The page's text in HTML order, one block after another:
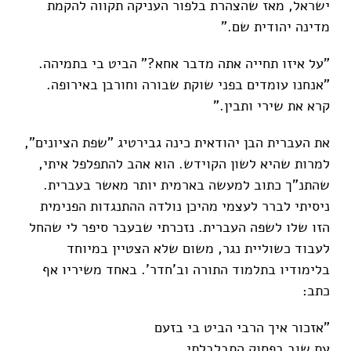
ישראל, מאז שהצהרת בלפור העניקה תקווה להקמת
מדינה יהודית שם."
"על איזו תחייה אתה מדבר אחא?" הביט בי בתמיהה.
"אנחנו עומדים בפני שוקת שבורה וחורבן באירופה.
קרא את שירי ותבין."
את העברית הבן יהודאית כינה גבירטיג "שפת הציונים",
למרות שהיא לשון הקוידש. הוא אהב להתפלפל איתי,
שהתנ"ך כתוב למעשה בארמית יותר מאשר בעברית.
ניסיתי לברר לעצמי מהיכן נולדה ההתנגדות הפנימית
הזו שלו לשפה העברית. נזכרתי שבעבר סיפר לי שהחל
לעבוד כשוליית נגר, משום שלא הצטיין במיוחד
בלימודיו בתלמוד התורה וב'חדר'. באחד משיריו אף
כתב:
"אזכור איך הרבי הביט בי בזעם